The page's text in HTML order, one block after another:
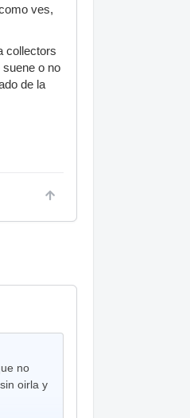
ves,
collectors
o no
de la
no
oirla y